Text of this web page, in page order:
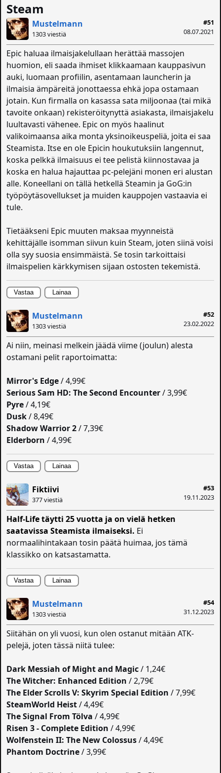
Steam
#51
08.07.2021
Mustelmann
1303 viestiä
Epic haluaa ilmaisjakelullaan herättää massojen
huomion, eli saada ihmiset klikkaamaan kauppasivun
auki, luomaan profiilin, asentamaan launcherin ja
ilmaisia ämpäreitä jonottaessa ehkä jopa ostamaan
jotain. Kun firmalla on kasassa sata miljoonaa (tai mikä
tavoite onkaan) rekisteröitynyttä asiakasta, ilmaisjakelu
luultavasti vähenee. Epic on myös haalinut
valikoimaansa aika monta yksinoikeuspeliä, joita ei saa
Steamista. Itse en ole Epicin houkutuksiin langennut,
koska pelkkä ilmaisuus ei tee pelistä kiinnostavaa ja
koska en halua hajauttaa pc-pelejäni monen eri alustan
alle. Koneellani on tällä hetkellä Steamin ja GoG:in
työpöytäsovellukset ja muiden kauppojen vastaavia ei
tule.
Tietääkseni Epic muuten maksaa myynneistä
kehittäjälle isomman siivun kuin Steam, joten siinä voisi
olla syy suosia ensimmäistä. Se tosin tarkoittaisi
ilmaispelien kärkkymisen sijaan ostosten tekemistä.
Vastaa Lainaa
#52
23.02.2022
Mustelmann
1303 viestiä
Ai niin, meinasi melkein jäädä viime (joulun) alesta
ostamani pelit raportoimatta:
Mirror's Edge/ 4,99€
Serious Sam HD: The Second Encounter/ 3,99€
Pyre/ 4,19€
Dusk/ 8,49€
Shadow Warrior 2/ 7,39€
Elderborn / 4,99€
Vastaa Lainaa
#53
19.11.2023
Fiktiivi
377 viestiä
Half-Life täytti 25 vuotta ja on vielä hetken
saatavissa Steamista ilmaiseksi. Ei
normaalihintakaan tosin päätä huimaa, jos tämä
klassikko on katsastamatta.
Vastaa Lainaa
#54
31.12.2023
Mustelmann
1303 viestiä
Siitähän on yli vuosi, kun olen ostanut mitään ATK-
pelejä, joten tässä niitä tulee:
Dark Messiah of Might and Magic/ 1,24€
The Witcher: Enhanced Edition / 2,79€
The Elder Scrolls V: Skyrim Special Edition / 7,99€
SteamWorld Heist/ 4,49€
The Signal From Tölva / 4,99€
Risen 3 - Complete Edition / 4,99€
Wolfenstein II: The New Colossus/ 4,49€
Phantom Doctrine/ 3,99€